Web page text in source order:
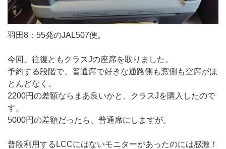
羽田8：55発のJAL507便。
今回、往復ともクラスJの座席を取りました。
予約する段階で、普通席で好きな通路側も窓側も空席がほ
とんどなく、
2200円の差額ならまあ良いかと、クラスJを購入したので
す。
5000円の差額だったら、普通席にしますが。
普段利用するLCCにはないモニターがあったのには感激！